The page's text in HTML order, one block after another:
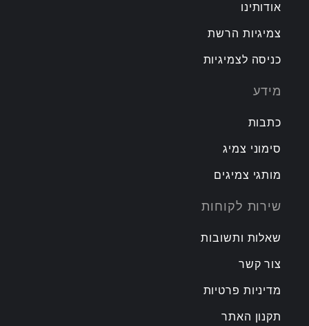
אודותינו
צמיגיות הרשת
כניסה לצמיגיות
מידע
כתבות
סימוני צמיג
מותגי צמיגים
שירות לקוחות
שאלות ותשובות
צור קשר
מדיניות פרטיות
תקנון האתר